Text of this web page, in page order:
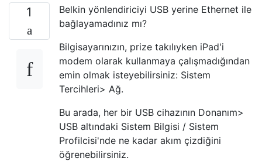
1
Belkin yönlendiriciyi USB yerine Ethernet ile
bağlayamadınız mı?
Bilgisayarınızın, prize takılıyken iPad'i
modem olarak kullanmaya çalışmadığından
emin olmak isteyebilirsiniz: Sistem
Tercihleri> Ağ.
Bu arada, her bir USB cihazının Donanım>
USB altındaki Sistem Bilgisi / Sistem
Profilcisi'nde ne kadar akım çizdiğini
öğrenebilirsiniz.